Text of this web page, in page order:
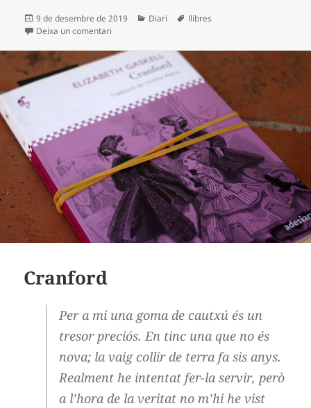
Publicat
el
9 de desembre de 2019 Categories
Diari Etiquetes
llibres
Deixa un comentari
Cranford
Per a mi una goma de cautxú és un
tresor preciós. En tinc una que no és
nova; la vaig collir de terra fa sis anys.
Realment he intentat fer-la servir, però
a l’hora de la veritat no m’hi he vist